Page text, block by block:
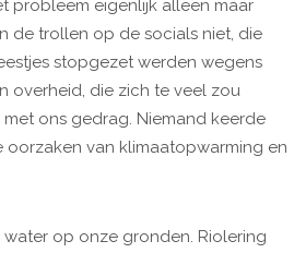
probleem eigenlijk alleen maar
de trollen op de socials niet, die
stopgezet werden wegens
overheid, die zich te veel zou
ons gedrag. Niemand keerde
van klimaatopwarming en
op onze gronden. Riolering